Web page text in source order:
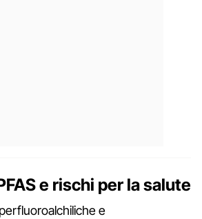
e rischi per la salute
e